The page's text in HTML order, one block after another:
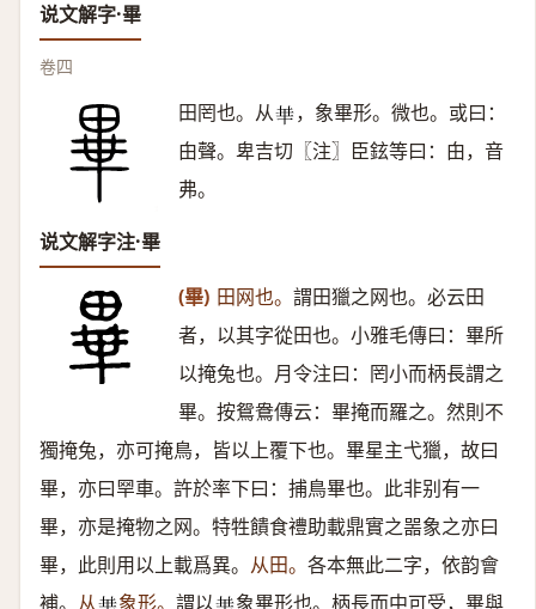
说文解字·畢
卷四
田罔也。从𠦒 ，象畢形。微也。或曰：
甶聲。卑吉切〖注〗臣鉉等曰：甶，音
弗。
说文解字注·畢
(畢) 田网也。 謂田獵之网也。必云田
者，以其字從田也。小雅毛傳曰：畢所
以掩兔也。月令注曰：罔小而柄長謂之
畢。按鴛鴦傳云：畢掩而羅之。然則不
獨掩兔，亦可掩鳥，皆以上覆下也。畢星主弋獵，故曰
畢，亦曰䍑車。許於率下曰：捕鳥畢也。此非别有一
畢，亦是掩物之网。特牲饋食禮助載鼎實之噐象之亦曰
畢，此則用以上載爲異。 从田。 各本無此二字，依韵會
補。 从 象形。 謂以
象畢形也。柄長而中可受，畢與